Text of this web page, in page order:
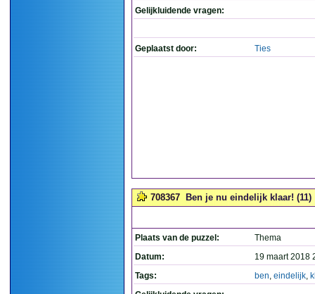
Gelijkluidende vragen:
Geplaatst door: Ties
708367 Ben je nu eindelijk klaar! (11)
Plaats van de puzzel:
Thema
Datum:
19 maart 2018
Tags:
ben, eindelijk,